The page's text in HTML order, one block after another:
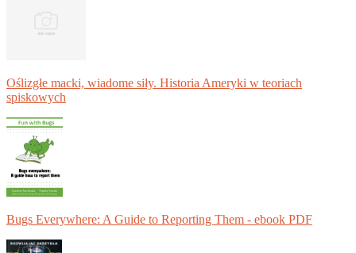
Oślizgłe macki, wiadome siły. Historia Ameryki w teoriach
spiskowych
Bugs Everywhere: A Guide to Reporting Them - ebook PDF